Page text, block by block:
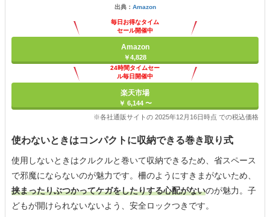
出典： Amazon
毎日お得なタイム
セール開催中
Amazon
￥4,828
24時間タイムセー
ル毎日開催中
楽天市場
￥ 6,144 〜
※各社通販サイトの 2025年12月16日時点 での税込価格
使わないときはコンパクトに収納できる巻き取り式
使用しないときはクルクルと巻いて収納できるため、省スペース
で邪魔にならないのが魅力です。柵のようにすきまがないため、
挟まったりぶつかってケガをしたりする心配がないのが魅力。子
どもが開けられないないよう、安全ロックつきです。